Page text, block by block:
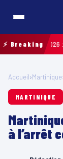
⚡ Breaking
2026 :
Accueil›Martinique
MARTINIQUE
à l’arrêt